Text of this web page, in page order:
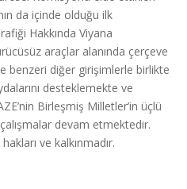
da içinde olduğu ilk
Hakkında Viyana
araçlar alanında çerçeve
benzeri diğer girişimlerle birlikte
desteklemekte ve
Birleşmiş Milletler’in üçlü
devam etmektedir.
ve kalkınmadır.